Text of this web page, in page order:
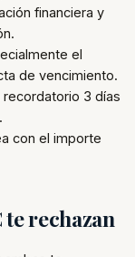
financiera y
el
de vencimiento.
recordatorio 3 días
con el importe
te rechazan